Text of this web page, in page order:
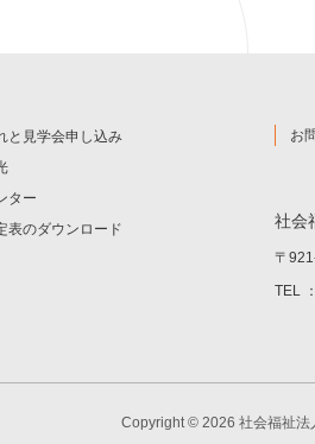
と見学会申し込み
ター
表のダウンロード
お
社会
〒
TEL
Copyright © 2026 社会福祉